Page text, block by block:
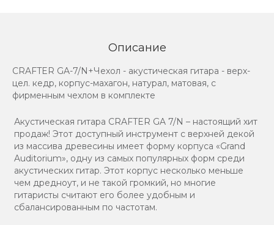
Описание
CRAFTER GA-7/N+Чехол - акустическая гитара - верх-
цел. кедр, корпус-махагон, натурал, матовая, с
фирменным чехлом в комплекте
Акустическая гитара CRAFTER GA 7/N – настоящий хит
продаж! Этот доступный инструмент с верхней декой
из массива древесины имеет форму корпуса «Grand
Auditorium», одну из самых популярных форм среди
акустических гитар. Этот корпус несколько меньше
чем дредноут, и не такой громкий, но многие
гитаристы считают его более удобным и
сбалансированным по частотам.